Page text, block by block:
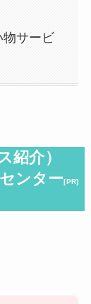
物サービ
紹介）
ンター[PR]